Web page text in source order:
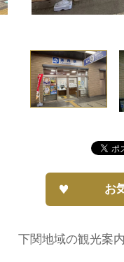
下関地域の観光案内
お